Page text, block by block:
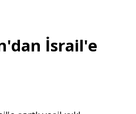
İsrail'e